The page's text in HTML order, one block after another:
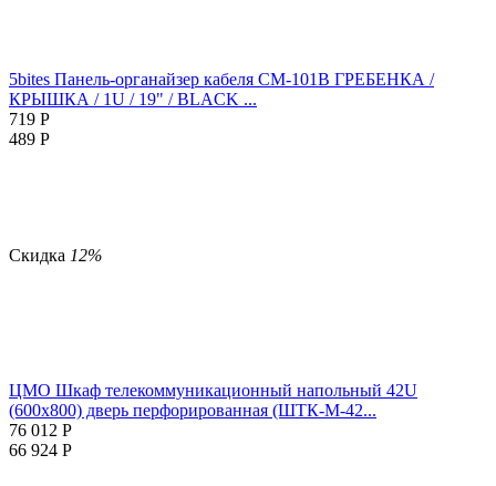
5bites Панель-органайзер кабеля CM-101B ГРЕБЕНКА /
КРЫШКА / 1U / 19" / BLACK ...
719 Р
489 Р
Скидка 12%
ЦМО Шкаф телекоммуникационный напольный 42U
(600x800) дверь перфорированная (ШТК-М-42...
76 012 Р
66 924 Р